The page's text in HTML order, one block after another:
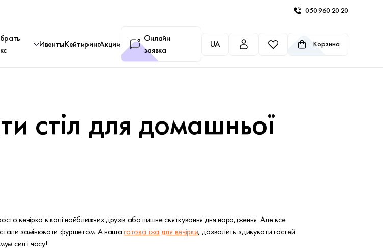
050 960 20 20
ИвентыКейтирингАкции
Онлайн
заявка
UA Корзина
стіл для домашньої
вечірка в колі найближчих друзів або пишне святкування дня народження. Але все
стали замінювати фуршетом. А нашаготова їжа для вечірки, дозволить здивувати гостей
сил і часу!